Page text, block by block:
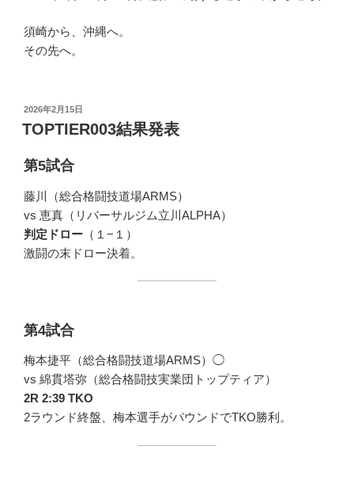
須崎から、沖縄へ。
その先へ。
投
稿
日:
2026年2月15日
TOPTIER003結果発表
第5試合
藤川（総合格闘技道場ARMS）
vs 恵真（リバーサルジム立川ALPHA）
判定ドロー （１−１）
激闘の末ドロー決着。
第4試合
梅本捷平（総合格闘技道場ARMS）◯
vs 綿貫塔弥（総合格闘技実業団トップティア）
2R 2:39 TKO
2ラウンド終盤、梅本選手がパウンドでTKO勝利。